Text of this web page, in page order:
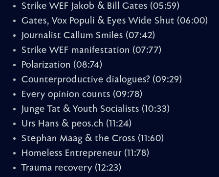
Strike WEF Jakob & Bill Gates (05:59)
Gates, Vox Populi & Eyes Wide Shut (06:00)
Journalist Callum Smiles (07:42)
Strike WEF manifestation (07:77)
Polarization (08:74)
Counterproductive dialogues? (09:29)
Every opinion counts (09:78)
Junge Tat & Youth Socialists (10:33)
Urs Hans & peos.ch (11:24)
Stephan Maag & the Cross (11:60)
Homeless Entrepreneur (11:78)
Trauma recovery (12:23)